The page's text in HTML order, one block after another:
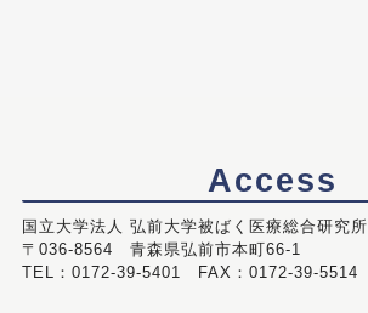
Access
国立大学法人 弘前大学被ばく医療総合研究所
〒036-8564 青森県弘前市本町66-1
TEL：0172-39-5401 FAX：0172-39-5514